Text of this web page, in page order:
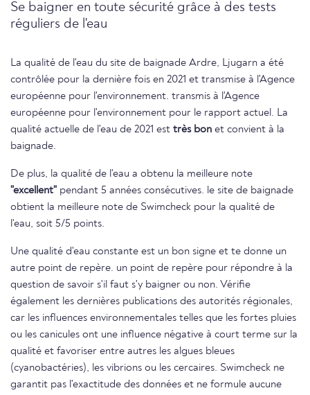
Se baigner en toute sécurité grâce à des tests
réguliers de l'eau
La qualité de l'eau du site de baignade Ardre, Ljugarn a été
contrôlée pour la dernière fois en 2021 et transmise à l'Agence
européenne pour l'environnement. transmis à l'Agence
européenne pour l'environnement pour le rapport actuel. La
qualité actuelle de l'eau de 2021 est très bon et convient à la
baignade.
De plus, la qualité de l'eau a obtenu la meilleure note
"excellent" pendant 5 années consécutives. le site de baignade
obtient la meilleure note de Swimcheck pour la qualité de
l'eau, soit 5/5 points.
Une qualité d'eau constante est un bon signe et te donne un
autre point de repère. un point de repère pour répondre à la
question de savoir s'il faut s'y baigner ou non. Vérifie
également les dernières publications des autorités régionales,
car les influences environnementales telles que les fortes pluies
ou les canicules ont une influence négative à court terme sur la
qualité et favoriser entre autres les algues bleues
(cyanobactéries), les vibrions ou les cercaires. Swimcheck ne
garantit pas l'exactitude des données et ne formule aucune